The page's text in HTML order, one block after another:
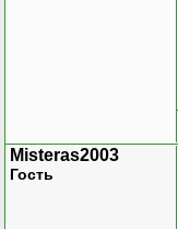
Misteras2003
Гость